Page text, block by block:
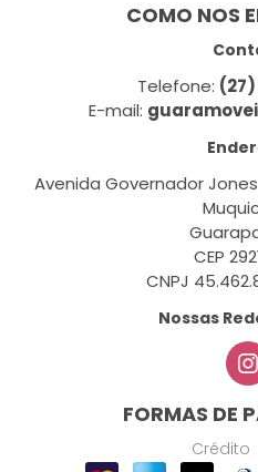
COMO NOS
Telefone: (27)
E-mail:
Avenida Governador
CEP
CNPJ
Nossas
FORMAS DE
Crédito